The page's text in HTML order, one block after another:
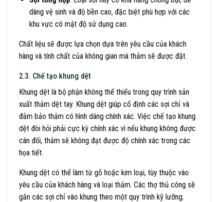
dàng vệ sinh và độ bền cao, đặc biệt phù hợp với các
khu vực có mật độ sử dụng cao.
Chất liệu sẽ được lựa chọn dựa trên yêu cầu của khách
hàng và tính chất của không gian mà thảm sẽ được đặt.
2.3. Chế tạo khung dệt
Khung dệt là bộ phận không thể thiếu trong quy trình sản
xuất thảm dệt tay. Khung dệt giúp cố định các sợi chỉ và
đảm bảo thảm có hình dáng chính xác. Việc chế tạo khung
dệt đòi hỏi phải cực kỳ chính xác vì nếu khung không được
cân đối, thảm sẽ không đạt được độ chính xác trong các
họa tiết.
Khung dệt có thể làm từ gỗ hoặc kim loại, tùy thuộc vào
yêu cầu của khách hàng và loại thảm. Các thợ thủ công sẽ
gắn các sợi chỉ vào khung theo một quy trình kỹ lưỡng.